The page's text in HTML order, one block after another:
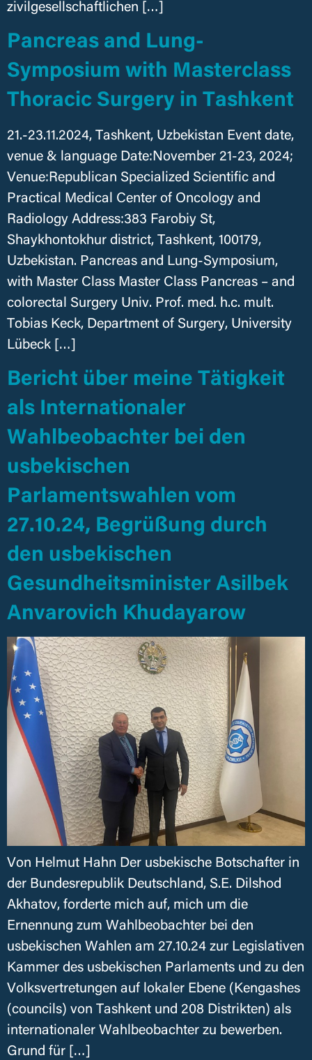
zivilgesellschaftlichen […]
Pancreas and Lung-
Symposium with Masterclass
Thoracic Surgery in Tashkent
21.-23.11.2024, Tashkent, Uzbekistan Event date,
venue & language Date:November 21-23, 2024;
Venue:Republican Specialized Scientific and
Practical Medical Center of Oncology and
Radiology Address:383 Farobiy St,
Shaykhontokhur district, Tashkent, 100179,
Uzbekistan. Pancreas and Lung-Symposium,
with Master Class Master Class Pancreas – and
colorectal Surgery Univ. Prof. med. h.c. mult.
Tobias Keck, Department of Surgery, University
Lübeck […]
Bericht über meine Tätigkeit
als Internationaler
Wahlbeobachter bei den
usbekischen
Parlamentswahlen vom
27.10.24, Begrüßung durch
den usbekischen
Gesundheitsminister Asilbek
Anvarovich Khudayarow
Von Helmut Hahn Der usbekische Botschafter in
der Bundesrepublik Deutschland, S.E. Dilshod
Akhatov, forderte mich auf, mich um die
Ernennung zum Wahlbeobachter bei den
usbekischen Wahlen am 27.10.24 zur Legislativen
Kammer des usbekischen Parlaments und zu den
Volksvertretungen auf lokaler Ebene (Kengashes
(councils) von Tashkent und 208 Distrikten) als
internationaler Wahlbeobachter zu bewerben.
Grund für […]